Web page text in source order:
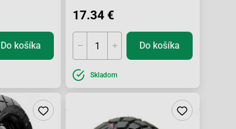
Do košíka
17.34 €
Do košíka
Skladom